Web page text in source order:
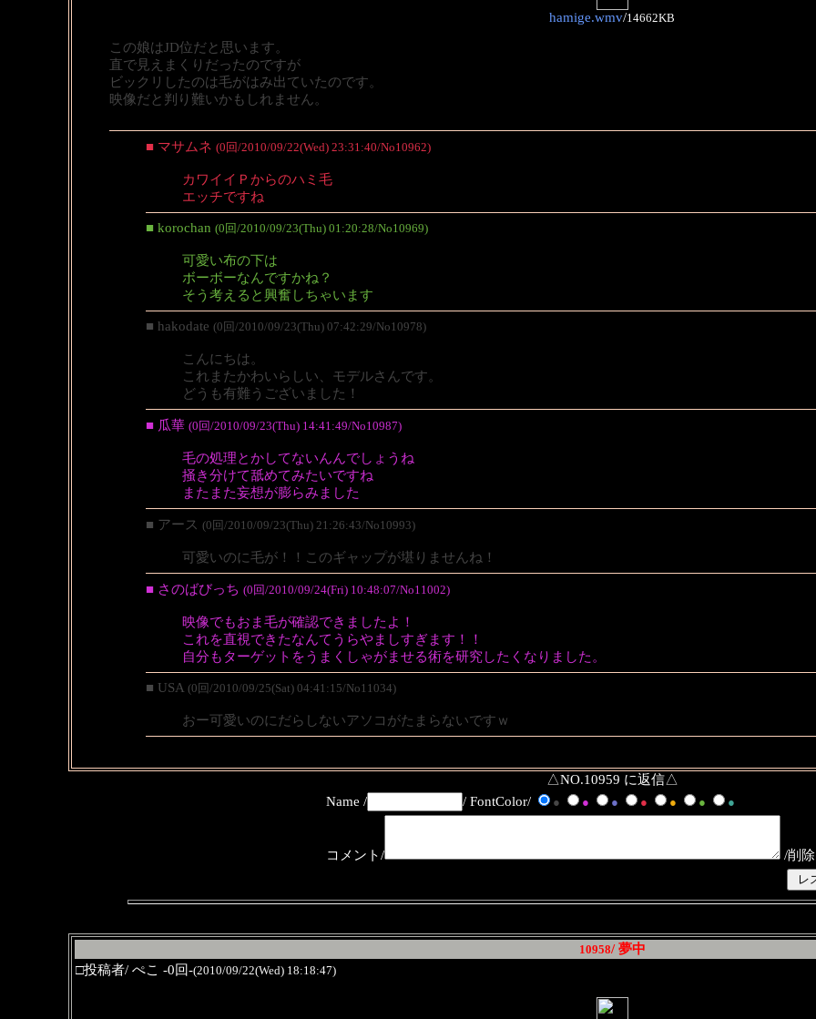
hamige.wmv/14662KB
この娘はJD位だと思います。
直で見えまくりだったのですが
ビックリしたのは毛がはみ出ていたのです。
映像だと判り難いかもしれません。
■ マサムネ (0回/2010/09/22(Wed) 23:31:40/No10962)
カワイイＰからのハミ毛
エッチですね
■ korochan (0回/2010/09/23(Thu) 01:20:28/No10969)
可愛い布の下は
ボーボーなんですかね？
そう考えると興奮しちゃいます
■ hakodate (0回/2010/09/23(Thu) 07:42:29/No10978)
こんにちは。
これまたかわいらしい、モデルさんです。
どうも有難うございました！
■ 瓜華 (0回/2010/09/23(Thu) 14:41:49/No10987)
毛の処理とかしてないんんでしょうね
掻き分けて舐めてみたいですね
またまた妄想が膨らみました
■ アース (0回/2010/09/23(Thu) 21:26:43/No10993)
可愛いのに毛が！！このギャップが堪りませんね！
■ さのばびっち (0回/2010/09/24(Fri) 10:48:07/No11002)
映像でもおま毛が確認できましたよ！
これを直視できたなんてうらやましすぎます！！
自分もターゲットをうまくしゃがませる術を研究したくなりました。
■ USA (0回/2010/09/25(Sat) 04:41:15/No11034)
おー可愛いのにだらしないアソコがたまらないですｗ
△NO.10959 に返信△
Name /
/ FontColor/ ● ● ● ● ● ● ●
コメント/ /削
10958/ 夢中
□投稿者/ ぺこ -0回-(2010/09/22(Wed) 18:18:47)